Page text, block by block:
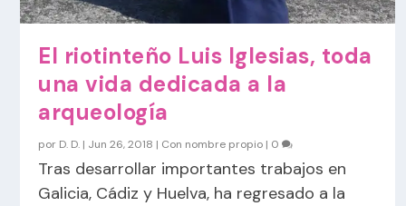
El riotinteño Luis Iglesias, toda
una vida dedicada a la
arqueología
por D. D. | Jun 26, 2018 | Con nombre propio | 0
Tras desarrollar importantes trabajos en
Galicia, Cádiz y Huelva, ha regresado a la